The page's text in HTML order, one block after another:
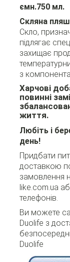
ємн.750 мл.
Скляна
Скло,
підлягає
захищає
з
Харчові
повинні
життя.
Любіть і
день!
Придбати
доставкою
замовлення
like.com.ua
телефонів.
Ви можете
Duolife з
Duolife